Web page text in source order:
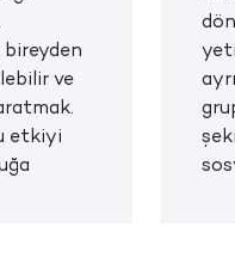
bireyden
ve
etkiyi